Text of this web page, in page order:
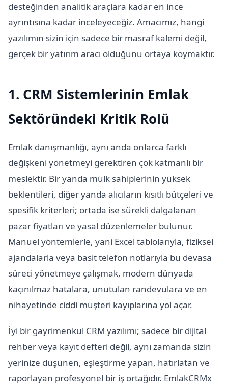
desteğinden analitik araçlara kadar en ince
ayrıntısına kadar inceleyeceğiz. Amacımız, hangi
yazılımın sizin için sadece bir masraf kalemi değil,
gerçek bir yatırım aracı olduğunu ortaya koymaktır.
1. CRM Sistemlerinin Emlak
Sektöründeki Kritik Rolü
Emlak danışmanlığı, aynı anda onlarca farklı
değişkeni yönetmeyi gerektiren çok katmanlı bir
meslektir. Bir yanda mülk sahiplerinin yüksek
beklentileri, diğer yanda alıcıların kısıtlı bütçeleri ve
spesifik kriterleri; ortada ise sürekli dalgalanan
pazar fiyatları ve yasal düzenlemeler bulunur.
Manuel yöntemlerle, yani Excel tablolarıyla, fiziksel
ajandalarla veya basit telefon notlarıyla bu devasa
süreci yönetmeye çalışmak, modern dünyada
kaçınılmaz hatalara, unutulan randevulara ve en
nihayetinde ciddi müşteri kayıplarına yol açar.
İyi bir gayrimenkul CRM yazılımı; sadece bir dijital
rehber veya kayıt defteri değil, aynı zamanda sizin
yerinize düşünen, eşleştirme yapan, hatırlatan ve
raporlayan profesyonel bir iş ortağıdır. EmlakCRMx